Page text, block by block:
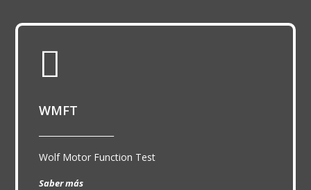

WMFT
Wolf Motor Function Test
Saber más